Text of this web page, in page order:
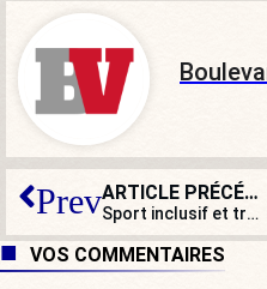
Prev ARTICLE PRÉCÉDENT
Sport inclusif et transgenre : le crash-test pour Céline Provost !
VOS COMMENTAIRES